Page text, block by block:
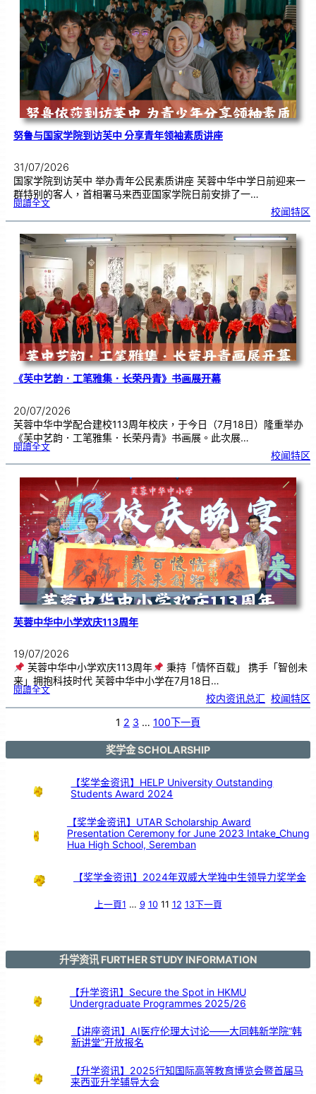
《
奏
花
悦
韵
》
圆
满
演
出
努鲁与国家学院到访芙中 分享青年领袖素质讲座
31/07/2026
国家学院到访芙中 举办青年公民素质讲座 芙蓉中华中学日前迎来一
群特别的客人，首相署马来西亚国家学院日前安排了一…
閱讀全文:努
国
学
院
到
访
中
分
享
青
年
领
袖
素
质
讲
座
校闻特区
《芙中艺韵．工笔雅集．长荣丹青》书画展开幕
20/07/2026
芙蓉中华中学配合建校113周年校庆，于今日（7月18日）隆重举办
《芙中艺韵．工笔雅集．长荣丹青》书画展。此次展…
閱讀全文:《
艺
．
工
笔
雅
．
长
荣
丹
青
》
书
画
展
开
幕
校闻特区
芙蓉中华中小学欢庆113周年
19/07/2026
芙蓉中华中小学欢庆113周年
秉持「情怀百载」 携手「智创未
来」拥抱科技时代 芙蓉中华中小学在7月18日…
閱讀全文:芙
华
1
1
年
校内资讯总汇 校闻特区
1 2 3 … 100下一頁
奖学金 SCHOLARSHIP
【奖学金资讯】HELP University Outstanding
Students Award 2024
【奖学金资讯】UTAR Scholarship Award
Presentation Ceremony for June 2023 Intake_Chung
Hua High School, Seremban
【奖学金资讯】2024年双威大学独中生领导力奖学金
上一頁1 … 9 10 11 12 13下一頁
升学资讯 FURTHER STUDY INFORMATION
【升学资讯】Secure the Spot in HKMU
Undergraduate Programmes 2025/26
【讲座资讯】AI医疗伦理大讨论——大同韩新学院“韩
新讲堂”开放报名
【升学资讯】2025行知国际高等教育博览会暨首届马
来西亚升学辅导大会